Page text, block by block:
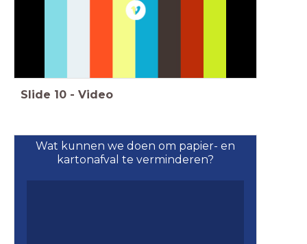
Slide 10 - Video
Wat kunnen we doen om papier- en
kartonafval te verminderen?